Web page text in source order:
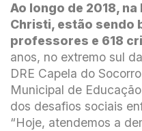
Ao longo de 2018, na
Christi, estão sendo
professores e 618
anos, no extremo sul
DRE Capela do
Municipal de
dos desafios sociais
“Hoje, atendemos a